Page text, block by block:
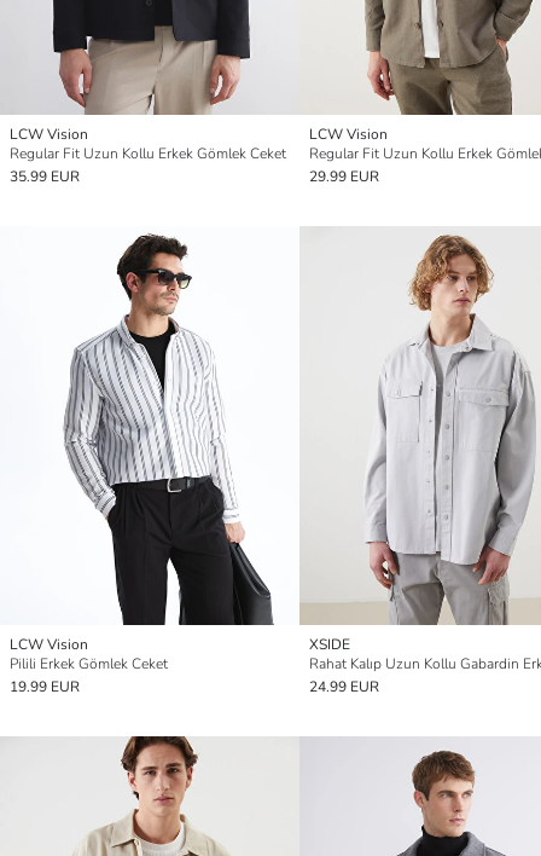
LCW Vision
Regular Fit Uzun Kollu Erkek Gömlek Ceket
35.99 EUR
LCW Vision
Regular Fit Uzun Kollu Erkek
29.99 EUR
LCW Vision
Pilili Erkek Gömlek Ceket
19.99 EUR
XSIDE
24.99 EUR